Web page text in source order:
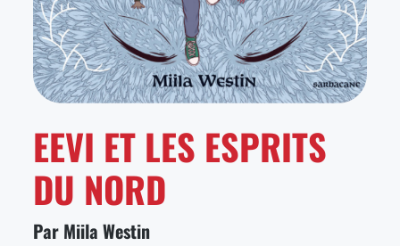
EEVI ET LES ESPRITS
DU NORD
Par Miila Westin